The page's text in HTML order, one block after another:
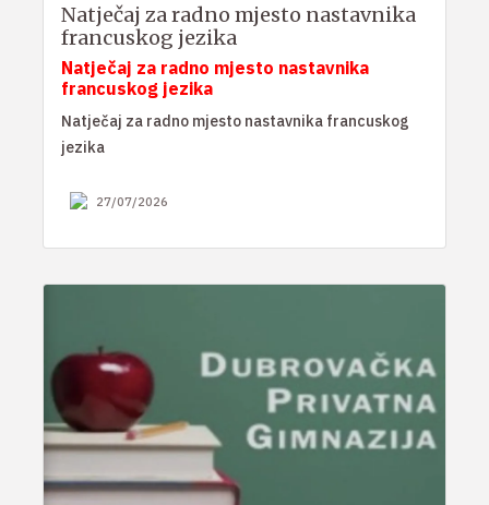
Natječaj za radno mjesto nastavnika
francuskog jezika
Natječaj za radno mjesto nastavnika
francuskog jezika
Natječaj za radno mjesto nastavnika francuskog
jezika
27/07/2026